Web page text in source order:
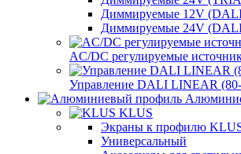
Диммируемые 12V
Диммируемые 24V
AC/DC регулируемые
Управление DALI LINEAR
KLUS
Экраны к профилю
Универсальный